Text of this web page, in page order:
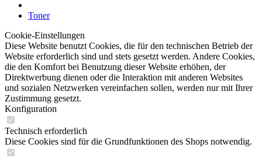
Toner
Cookie-Einstellungen
Diese Website benutzt Cookies, die für den technischen Betrieb der
Website erforderlich sind und stets gesetzt werden. Andere Cookies,
die den Komfort bei Benutzung dieser Website erhöhen, der
Direktwerbung dienen oder die Interaktion mit anderen Websites
und sozialen Netzwerken vereinfachen sollen, werden nur mit Ihrer
Zustimmung gesetzt.
Konfiguration
Technisch erforderlich
Diese Cookies sind für die Grundfunktionen des Shops notwendig.